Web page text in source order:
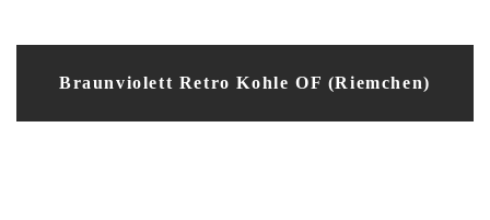
Braunviolett Retro Kohle OF (Riemchen)